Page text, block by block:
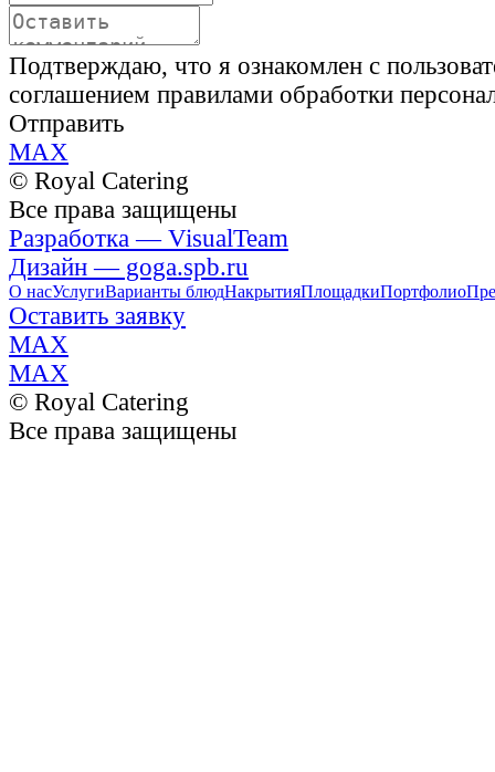
Подтверждаю, что я ознакомлен с
соглашением правилами обработки
Отправить
MAX
© Royal Catering
Все права защищены
Разработка — VisualTeam
Дизайн — goga.spb.ru
О насУслугиВарианты блюдНакрытияПлощадкиПортфолио
Оставить заявку
MAX
MAX
© Royal Catering
Все права защищены